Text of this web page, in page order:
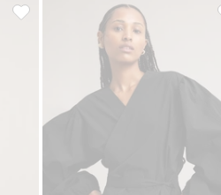
Omlottblus i linne, Lägg till i